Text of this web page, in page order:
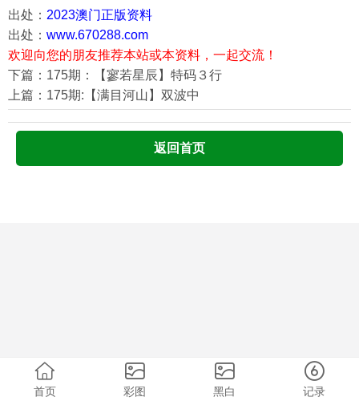
出处： 2023澳门正版资料
出处： www.670288.com
欢迎向您的朋友推荐本站或本资料，一起交流！
下篇：175期：【寥若星辰】特码３行
上篇：175期:【满目河山】双波中
返回首页
首页 彩图 黑白 记录